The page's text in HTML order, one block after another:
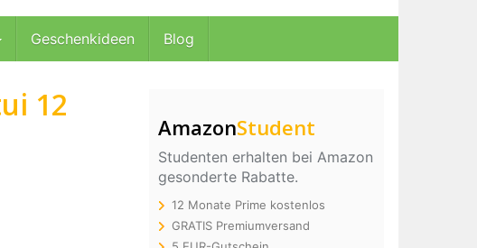
Geschenkideen Blog
12
AmazonStudent
Studenten erhalten bei Amazon
gesonderte Rabatte.
12 Monate Prime kostenlos
GRATIS Premiumversand